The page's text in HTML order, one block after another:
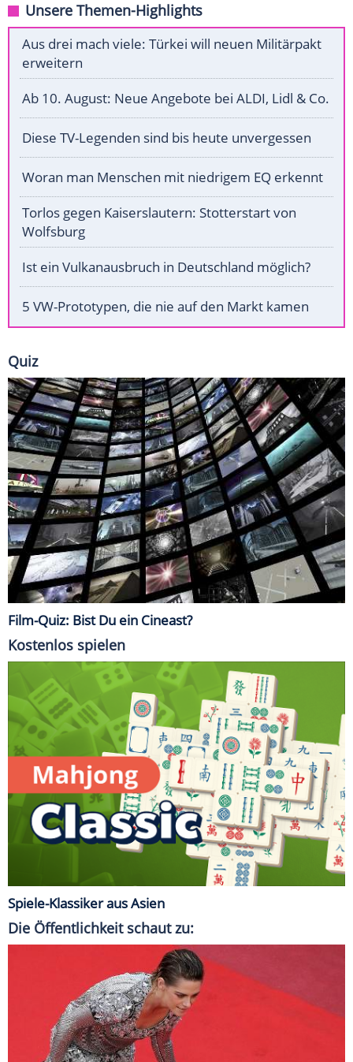
Unsere Themen-Highlights
Aus drei mach viele: Türkei will neuen Militärpakt
erweitern
Ab 10. August: Neue Angebote bei ALDI, Lidl & Co.
Diese TV-Legenden sind bis heute unvergessen
Woran man Menschen mit niedrigem EQ erkennt
Torlos gegen Kaiserslautern: Stotterstart von
Wolfsburg
Ist ein Vulkanausbruch in Deutschland möglich?
5 VW-Prototypen, die nie auf den Markt kamen
Quiz
Film-Quiz: Bist Du ein Cineast?
Kostenlos spielen
Spiele-Klassiker aus Asien
Die Öffentlichkeit schaut zu: